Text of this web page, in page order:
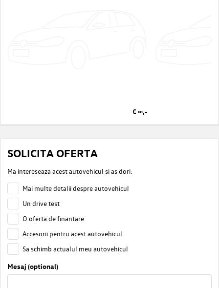
€ ∞,-
SOLICITA OFERTA
Ma intereseaza acest autovehicul si as dori:
Mai multe detalii despre autovehicul
Un drive test
O oferta de finantare
Accesorii pentru acest autovehicul
Sa schimb actualul meu autovehicul
Mesaj (optional)